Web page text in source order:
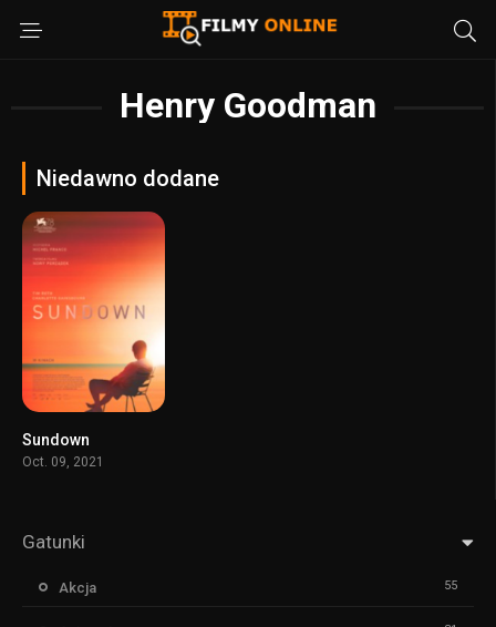
Henry Goodman
Niedawno dodane
Sundown
Oct. 09, 2021
Gatunki
Akcja 55